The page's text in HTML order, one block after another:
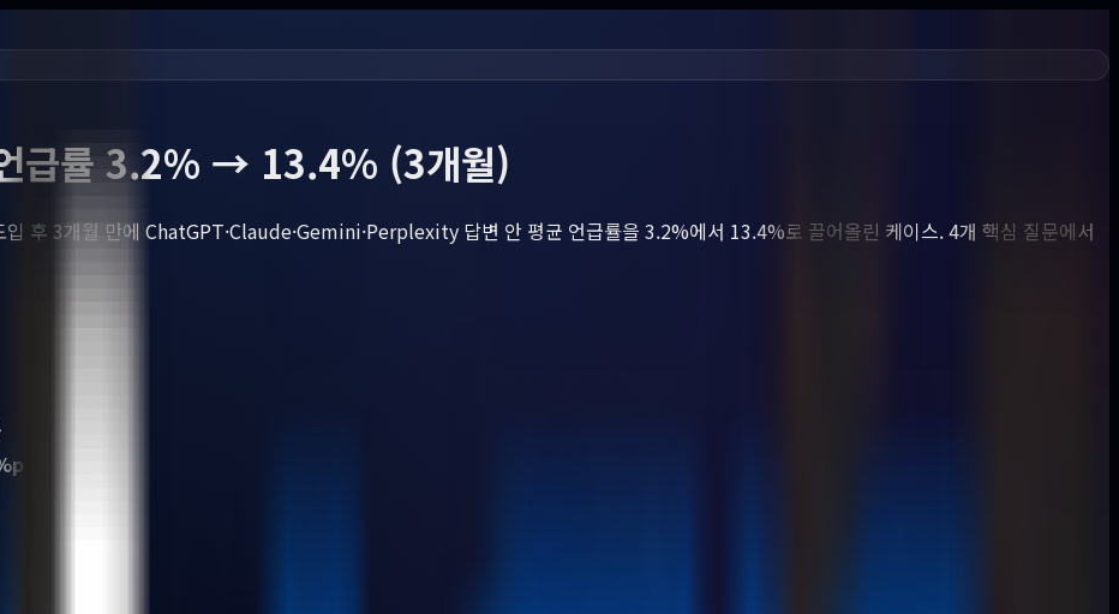
급률 3.2% → 13.4% (3개월)
입 후 3개월 만에 ChatGPT·Claude·Gemini·Perplexity 답변 안 평균 언급률을 3.2%에서 13.4%로 끌어올린 케이스. 4개 핵심 질문에서